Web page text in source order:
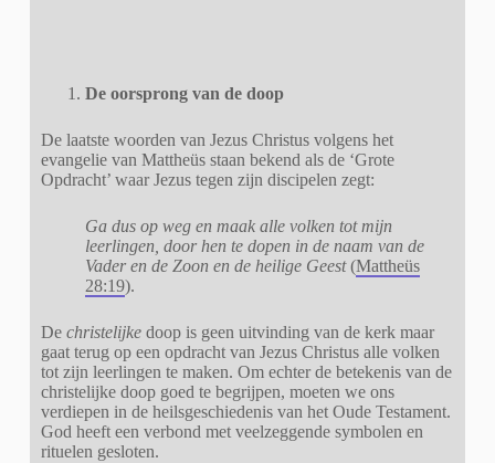
De oorsprong van de doop
De laatste woorden van Jezus Christus volgens het
evangelie van Mattheüs staan bekend als de ‘Grote
Opdracht’ waar Jezus tegen zijn discipelen zegt:
Ga dus op weg en maak alle volken tot mijn
leerlingen, door hen te dopen in de naam van de
Vader en de Zoon en de heilige Geest(Mattheüs
28:19).
De christelijkedoop is geen uitvinding van de kerk maar
gaat terug op een opdracht van Jezus Christus alle volken
tot zijn leerlingen te maken. Om echter de betekenis van de
christelijke doop goed te begrijpen, moeten we ons
verdiepen in de heilsgeschiedenis van het Oude Testament.
God heeft een verbond met veelzeggende symbolen en
rituelen gesloten.